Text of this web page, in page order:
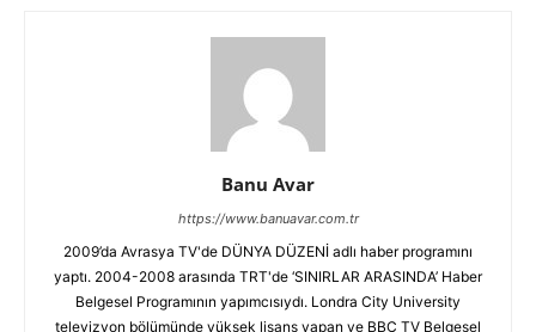
Banu Avar
https://www.banuavar.com.tr
2009’da Avrasya TV'de DÜNYA DÜZENİ adlı haber programını
yaptı. 2004-2008 arasında TRT'de ‘SINIRLAR ARASINDA’ Haber
Belgesel Programının yapımcısıydı. Londra City University
televizyon bölümünde yüksek lisans yapan ve BBC TV Belgesel